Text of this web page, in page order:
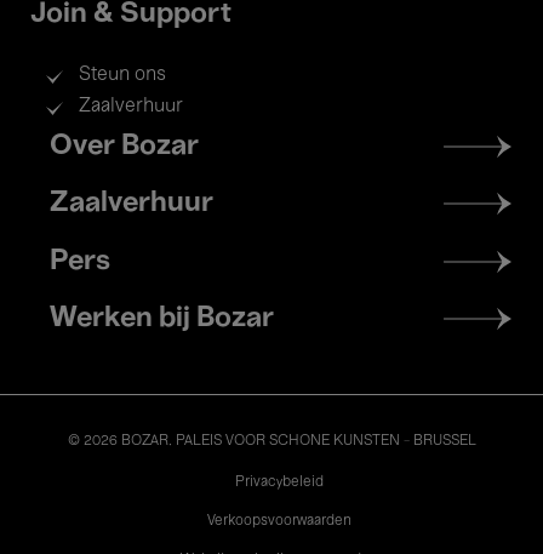
Join & Support
Steun ons
Zaalverhuur
Footer
menu
Over Bozar
Zaalverhuur
Pers
Werken bij Bozar
© 2026 BOZAR. PALEIS VOOR SCHONE KUNSTEN - BRUSSEL
Privacybeleid
Verkoopsvoorwaarden